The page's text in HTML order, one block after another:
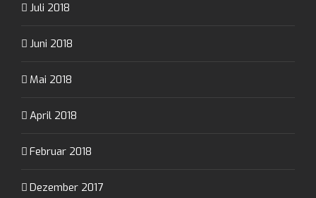
Juli 2018
Juni 2018
Mai 2018
April 2018
Februar 2018
Dezember 2017